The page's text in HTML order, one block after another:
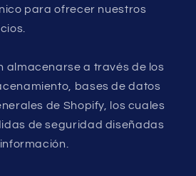
para ofrecer nuestros
almacenarse a través de los
bases de datos
de Shopify, los cuales
de seguridad diseñadas